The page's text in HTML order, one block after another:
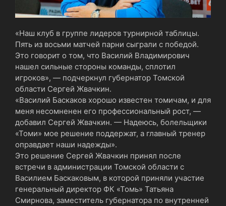
«Наш клуб в группе лидеров турнирной таблицы.
Пять из восьми матчей парни сыграли с победой.
Это говорит о том, что Василий Владимирович
нашел сильные стороны команды, сплотил
игроков», — подчеркнул губернатор Томской
области Сергей Жвачкин.
«Василий Баскаков хорошо известен томичам, и для
меня несомненен его профессиональный рост, —
добавил Сергей Жвачкин. — Надеюсь, болельщики
«Томи» мое решение поддержат, а главный тренер
оправдает наши надежды».
Это решение Сергей Жвачкин принял после
встречи в администрации Томской области с
Василием Баскаковым, в которой приняли участие
генеральный директор ФК «Томь» Татьяна
Смирнова, заместитель губернатора по внутренней